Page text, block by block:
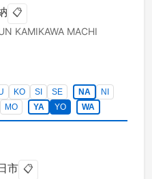
📋
KAMIKAWA MACHI
KO SI SE NA
NI
MO YA YO WA
市 📋